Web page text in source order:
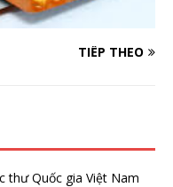
TIẾP THEO
thư Quốc gia Việt Nam